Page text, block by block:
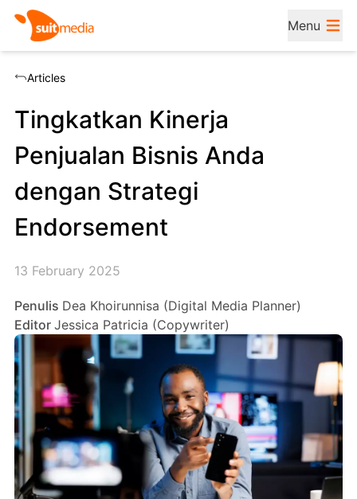
Menu
Articles
Tingkatkan Kinerja
Penjualan Bisnis Anda
dengan Strategi
Endorsement
13 February 2025
Penulis Dea Khoirunnisa (Digital Media Planner)
Editor Jessica Patricia (Copywriter)